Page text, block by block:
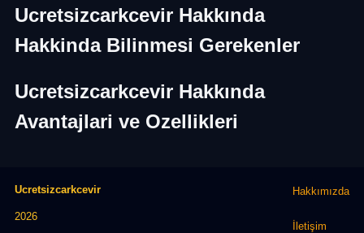
Ucretsizcarkcevir Hakkında
Hakkinda Bilinmesi Gerekenler
Ucretsizcarkcevir Hakkında
Avantajlari ve Ozellikleri
Ucretsizcarkcevir
2026
Hakkımızda
İletişim